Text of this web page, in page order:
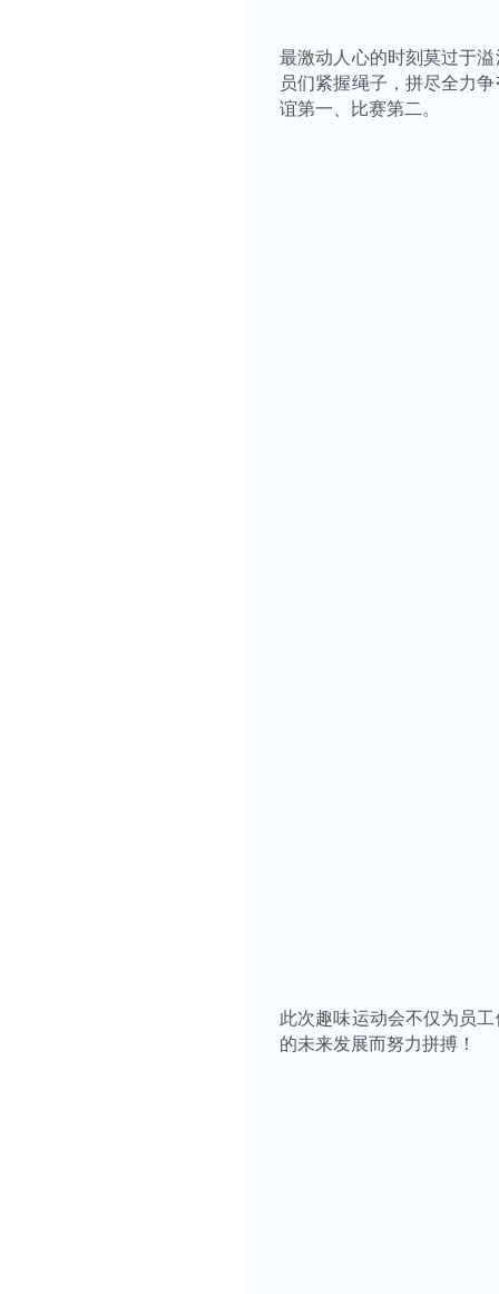
最激动人心的时刻莫过于
员们紧握绳子，拼尽全力
谊第一、比赛第二。
此次趣味运动会不仅为员
的未来发展而努力拼搏！